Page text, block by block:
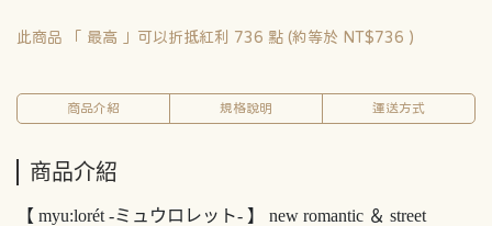
此商品 「 最高 」可以折抵紅利 736 點 (約等於 NT$736 )
商品介紹 規格說明 運送方式
商品介紹
【 myu:lorét -ミュウロレット- 】 new romantic ＆ street